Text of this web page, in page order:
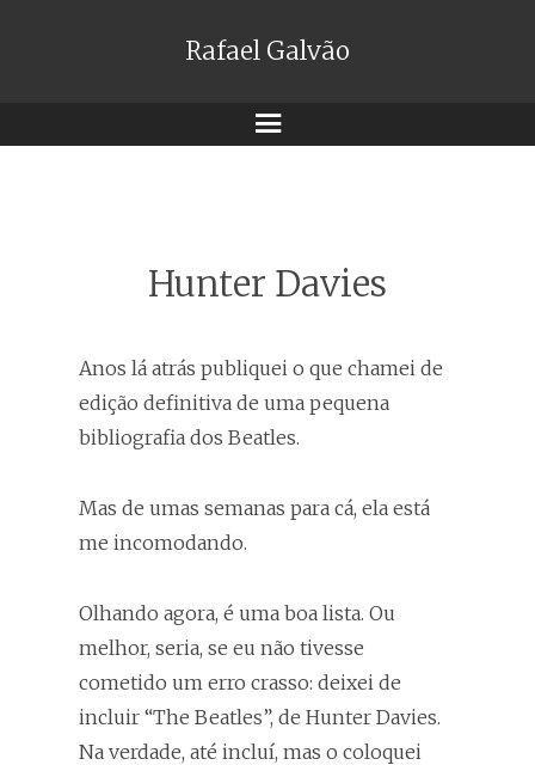
Rafael Galvão
Menu
Hunter Davies
Anos lá atrás publiquei o que chamei de
edição definitiva de uma pequena
bibliografia dos Beatles.
Mas de umas semanas para cá, ela está
me incomodando.
Olhando agora, é uma boa lista. Ou
melhor, seria, se eu não tivesse
cometido um erro crasso: deixei de
incluir “The Beatles”, de Hunter Davies.
Na verdade, até incluí, mas o coloquei